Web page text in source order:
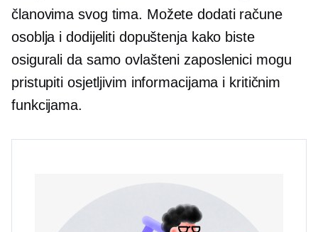
članovima svog tima. Možete dodati račune
osoblja i dodijeliti dopuštenja kako biste
osigurali da samo ovlašteni zaposlenici mogu
pristupiti osjetljivim informacijama i kritičnim
funkcijama.